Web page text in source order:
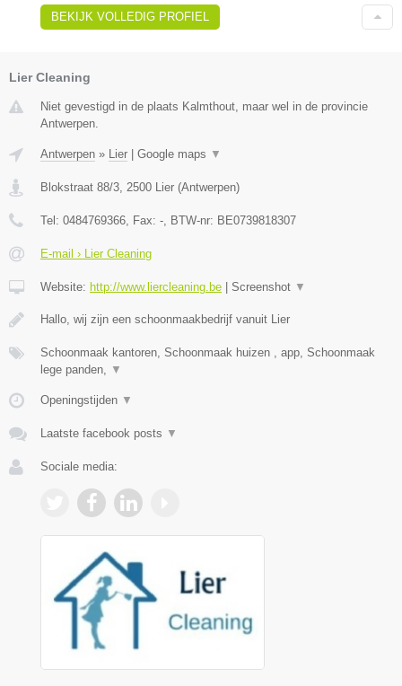
BEKIJK VOLLEDIG PROFIEL
Lier Cleaning
Niet gevestigd in de plaats Kalmthout, maar wel in de provincie
Antwerpen.
Antwerpen » Lier Google maps ▼
Blokstraat 88/3 2500 Lier (Antwerpen)
Tel: 0484769366 , Fax: - , BTW-nr: BE0739818307
E-mail › Lier Cleaning
Website: http://www.liercleaning.be Screenshot ▼
Hallo, wij zijn een schoonmaakbedrijf vanuit Lier
Schoonmaak kantoren, Schoonmaak huizen , app, Schoonmaak
lege panden,
▼
Openingstijden ▼
Laatste facebook posts ▼
Sociale media: